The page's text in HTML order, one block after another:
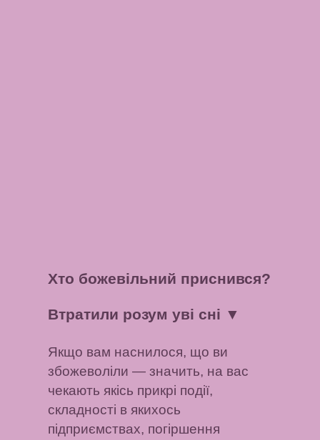
Хто божевільний приснився?
Втратили розум уві сні ▼
Якщо вам наснилося, що ви
збожеволіли — значить, на вас
чекають якісь прикрі події,
складності в якихось
підприємствах, погіршення